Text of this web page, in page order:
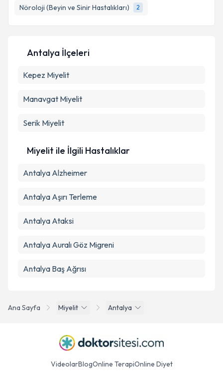
Nöroloji (Beyin ve Sinir Hastalıkları)
2
Ana Sayfa Miyelit Antalya
Antalya İlçeleri
Kepez Miyelit
Manavgat Miyelit
Serik Miyelit
Miyelit ile İlgili Hastalıklar
Antalya Alzheimer
Antalya Aşırı Terleme
Antalya Ataksi
Antalya Auralı Göz Migreni
Antalya Baş Ağrısı
VideolarBlogOnline TerapiOnline Diyet